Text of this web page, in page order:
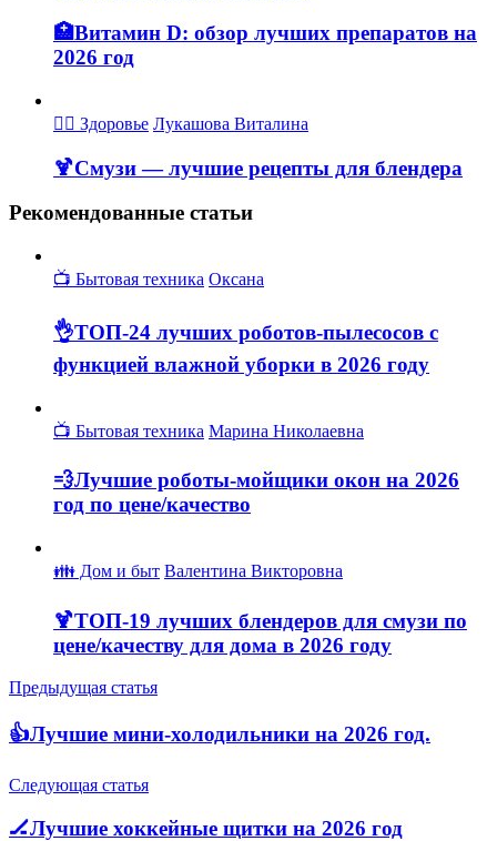
🏥Витамин D: обзор лучших препаратов на
2026 год
👩‍⚕ Здоровье Лукашова Виталина
🍹Смузи — лучшие рецепты для блендера
Рекомендованные статьи
📺 Бытовая техника Оксана
👌ТОП-24 лучших роботов-пылесосов с
функцией влажной уборки в 2026 году
📺 Бытовая техника Марина Николаевна
💨Лучшие роботы-мойщики окон на 2026
год по цене/качество
👪 Дом и быт Валентина Викторовна
🍹ТОП-19 лучших блендеров для смузи по
цене/качеству для дома в 2026 году
Предыдущая статья
👍Лучшие мини-холодильники на 2026 год.
Следующая статья
🏒Лучшие хоккейные щитки на 2026 год